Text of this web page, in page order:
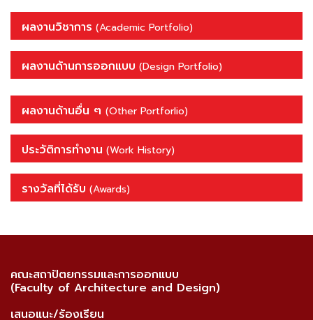
ผลงานวิชาการ (Academic Portfolio)
ผลงานด้านการออกแบบ (Design Portfolio)
ผลงานด้านอื่น ๆ (Other Portforlio)
ประวัติการทำงาน (Work History)
รางวัลที่ได้รับ (Awards)
คณะสถาปัตยกรรมและการออกแบบ
(Faculty of Architecture and Design)
เสนอแนะ/ร้องเรียน